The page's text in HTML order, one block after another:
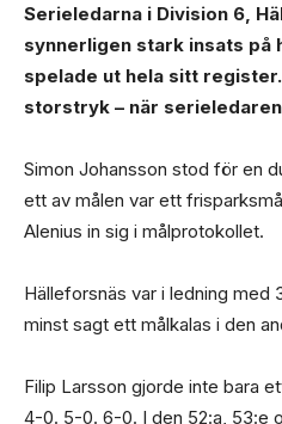
Serieledarna i Division 6,
synnerligen stark insats på
spelade ut hela sitt
storstryk – när serieledaren
Simon Johansson stod för en
ett av målen var ett
Alenius in sig i målprotokollet.
Hälleforsnäs var i ledning med
minst sagt ett målkalas i den
Filip Larsson gjorde inte bara
4-0. 5-0. 6-0. I den 52:a, 53:e